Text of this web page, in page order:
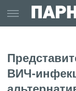
to
content
ВИЧ-